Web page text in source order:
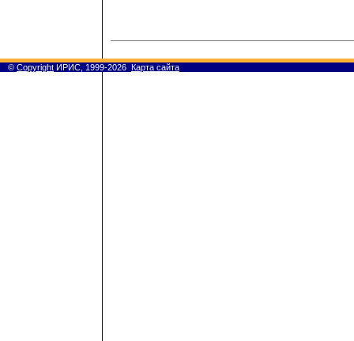
© Copyright ИРИС, 1999-2026 Карта сайта